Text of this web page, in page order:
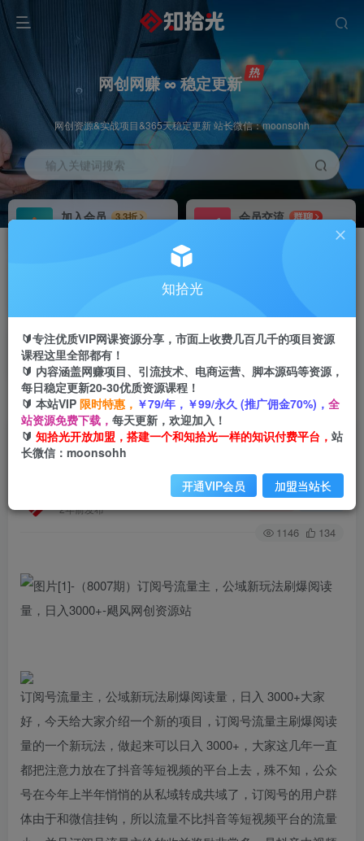
网创网赚 ∞ 稳定更新
网创资源&实战项目&365天稳定更新 站长微信：moonsohh
输入关键词搜索
加入会员
3.3折
会员交流
群聊
首页 创业课程 会员专属 正文
（8007期）订阅号流量主，公域新玩法刷爆阅读
量，日入3000+
2年前发布
关注 私信
1146 134
订阅号流量主，公域新玩法刷爆阅读量，日入 3000+大家
好，今天给大家介绍一个新的项目，订阅号流量主刷爆阅读
量的一个新玩法，做起来可以日入 3000+，大家这几年一直
都把注意力放在了抖音等短视频的平台上去，殊不知，公众
号在今年上半年悄悄的从私域转成共域了，订阅号的用户群
体由于和微信挂钩，所以流量不比抖音等短视频平台的流量
知拾光
🔰专注优质VIP网课资源分享，市面上收费几百几千的项目资源
课程这里全部都有！
🔰 内容涵盖网赚项目、引流技术、电商运营、脚本源码等资源，
每日稳定更新20-30优质资源课程！
🔰 本站VIP 限时特惠， ￥79/年，￥99/永久 (推广佣金70%)， 全
站资源免费下载， 每天更新，欢迎加入！
🔰 知拾光开放加盟，搭建一个和知拾光一样的知识付费平台， 站
长微信：moonsohh
开通VIP会员 加盟当站长